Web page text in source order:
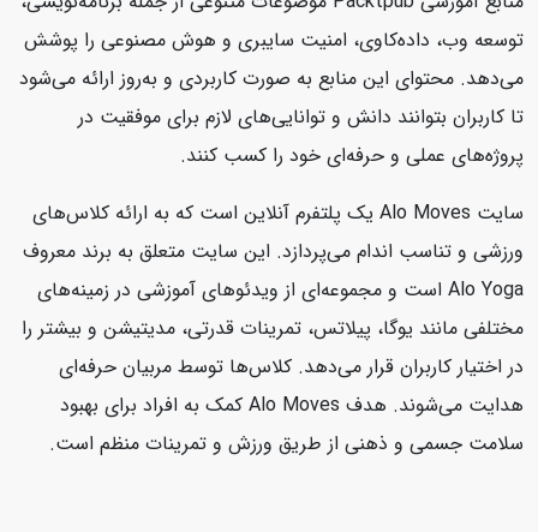
توسعه وب، داده‌کاوی، امنیت سایبری و هوش مصنوعی را پوشش
می‌دهد. محتوای این منابع به صورت کاربردی و به‌روز ارائه می‌شود
تا کاربران بتوانند دانش و توانایی‌های لازم برای موفقیت در
پروژه‌های عملی و حرفه‌ای خود را کسب کنند.
سایت Alo Moves یک پلتفرم آنلاین است که به ارائه کلاس‌های
ورزشی و تناسب اندام می‌پردازد. این سایت متعلق به برند معروف
Alo Yoga است و مجموعه‌ای از ویدئوهای آموزشی در زمینه‌های
مختلفی مانند یوگا، پیلاتس، تمرینات قدرتی، مدیتیشن و بیشتر را
در اختیار کاربران قرار می‌دهد. کلاس‌ها توسط مربیان حرفه‌ای
هدایت می‌شوند. هدف Alo Moves کمک به افراد برای بهبود
سلامت جسمی و ذهنی از طریق ورزش و تمرینات منظم است.